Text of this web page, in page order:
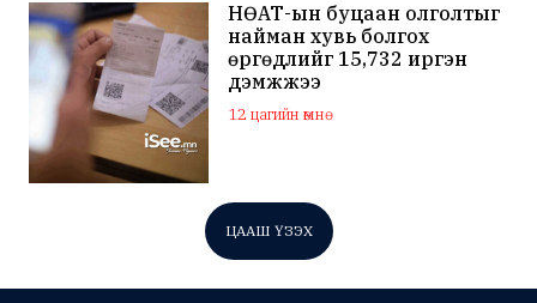
НӨАТ-ын буцаан олголтыг
найман хувь болгох
өргөдлийг 15,732 иргэн
дэмжжээ
12 цагийн өмнө
ЦААШ ҮЗЭХ